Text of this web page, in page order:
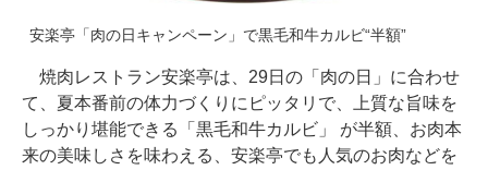
安楽亭「肉の日キャンペーン」で黒毛和牛カルビ“半額”
焼肉レストラン安楽亭は、29日の「肉の日」に合わせ
て、夏本番前の体力づくりにピッタリで、上質な旨味を
しっかり堪能できる「黒毛和牛カルビ」 が半額、お肉本
来の美味しさを味わえる、安楽亭でも人気のお肉などを